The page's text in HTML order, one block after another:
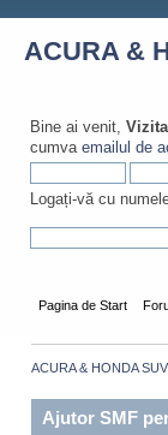
ACURA &
Bine ai venit,
cumva emailul de
Logați-vă cu
Pagina de Start
ACURA & HONDA
Ajutor SMF